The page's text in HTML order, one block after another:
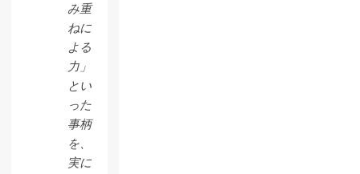
み重
ねに
よる
力」
とい
った
事柄
を、
実に